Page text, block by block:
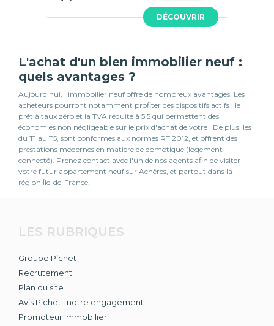
DÉCOUVRIR
L'achat d'un bien immobilier neuf :
quels avantages ?
Aujourd'hui, l'immobilier neuf offre de nombreux avantages. Les
acheteurs pourront notamment profiter des dispositifs actifs : le
prêt à taux zéro et la TVA réduite à 5.5 qui permettent des
économies non négligeable sur le prix d'achat de votre . De plus, les
du T1 au T5, sont conformes aux normes RT 2012, et offrent des
prestations modernes en matière de domotique (logement
connecté). Prenez contact avec l'un de nos agents afin de visiter
votre futur appartement neuf sur Achères, et partout dans la
région Île-de-France.
LES RUBRIQUES
Groupe Pichet
Recrutement
Plan du site
Avis Pichet : notre engagement
Promoteur Immobilier